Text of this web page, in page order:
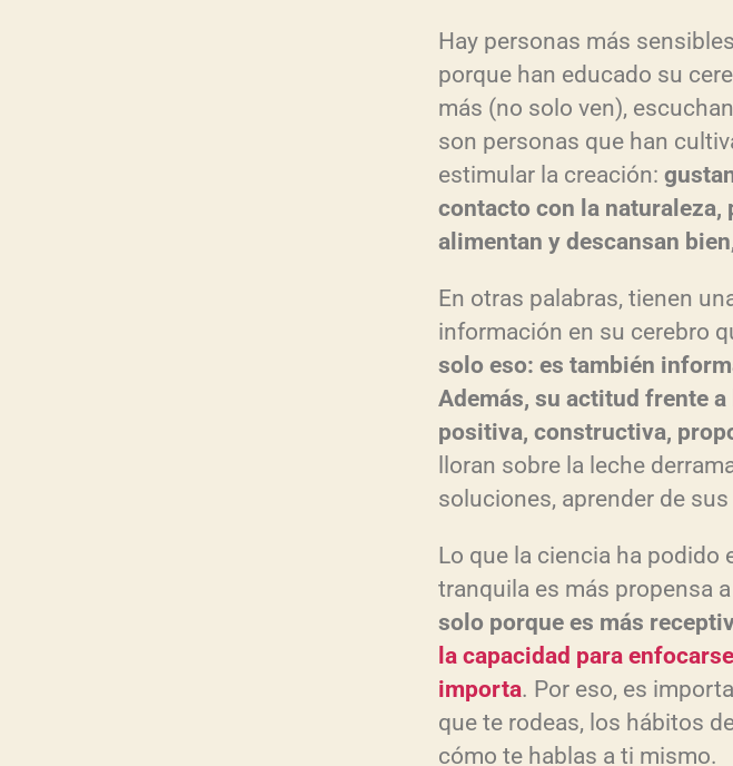
Hay personas más
porque han educado su
más (no solo ven),
son personas que han
estimular la creación:
contacto con la naturaleza,
alimentan y descansan bien
En otras palabras, tienen
información en su cerebro
solo eso: es también
Además, su actitud frente
positiva, constructiva,
lloran sobre la leche
soluciones, aprender de
Lo que la ciencia ha podido
tranquila es más propensa
solo porque es más
la capacidad para
importa. Por eso, es
que te rodeas, los hábitos
cómo te hablas a ti mismo.